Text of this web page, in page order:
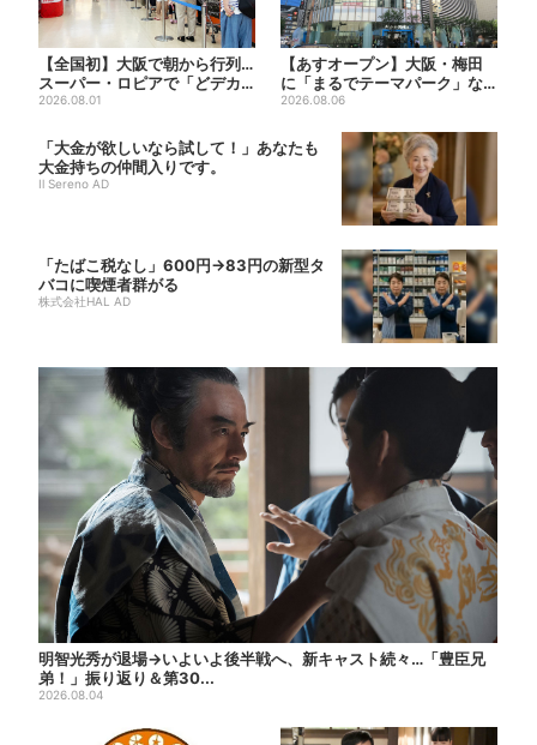
【全国初】大阪で朝から行列…
スーパー・ロピアで「どデカ
抽選会」、開始30分で“1...
2026.08.01
【あすオープン】大阪・梅田
に「まるでテーマパーク」な
巨大スポーツ店、461ブラン...
2026.08.06
「大金が欲しいなら試して！」あなたも
大金持ちの仲間入りです。
Il Sereno AD
「たばこ税なし」600円→83円の新型タ
バコに喫煙者群がる
株式会社HAL AD
明智光秀が退場→いよいよ後半戦へ、新キャスト続々…「豊臣兄
弟！」振り返り＆第30...
2026.08.04